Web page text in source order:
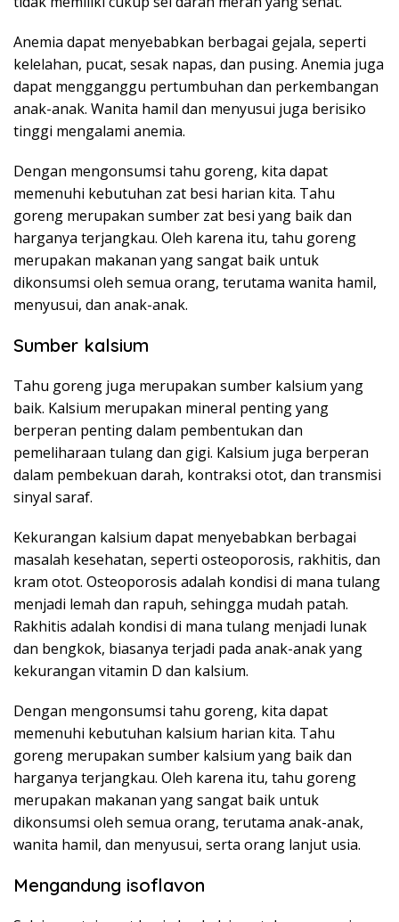
Anemia dapat menyebabkan berbagai gejala, seperti
kelelahan, pucat, sesak napas, dan pusing. Anemia juga
dapat mengganggu pertumbuhan dan perkembangan
anak-anak. Wanita hamil dan menyusui juga berisiko
tinggi mengalami anemia.
Dengan mengonsumsi tahu goreng, kita dapat
memenuhi kebutuhan zat besi harian kita. Tahu
goreng merupakan sumber zat besi yang baik dan
harganya terjangkau. Oleh karena itu, tahu goreng
merupakan makanan yang sangat baik untuk
dikonsumsi oleh semua orang, terutama wanita hamil,
menyusui, dan anak-anak.
Sumber kalsium
Tahu goreng juga merupakan sumber kalsium yang
baik. Kalsium merupakan mineral penting yang
berperan penting dalam pembentukan dan
pemeliharaan tulang dan gigi. Kalsium juga berperan
dalam pembekuan darah, kontraksi otot, dan transmisi
sinyal saraf.
Kekurangan kalsium dapat menyebabkan berbagai
masalah kesehatan, seperti osteoporosis, rakhitis, dan
kram otot. Osteoporosis adalah kondisi di mana tulang
menjadi lemah dan rapuh, sehingga mudah patah.
Rakhitis adalah kondisi di mana tulang menjadi lunak
dan bengkok, biasanya terjadi pada anak-anak yang
kekurangan vitamin D dan kalsium.
Dengan mengonsumsi tahu goreng, kita dapat
memenuhi kebutuhan kalsium harian kita. Tahu
goreng merupakan sumber kalsium yang baik dan
harganya terjangkau. Oleh karena itu, tahu goreng
merupakan makanan yang sangat baik untuk
dikonsumsi oleh semua orang, terutama anak-anak,
wanita hamil, dan menyusui, serta orang lanjut usia.
Mengandung isoflavon